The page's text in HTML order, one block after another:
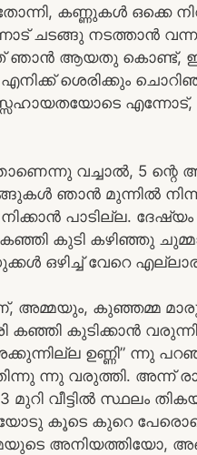
കണ്ണുകൾ ഒക്കെ
ചടങ്ങു നടത്താൻ
ഞാൻ ആയതു കൊണ്ട്,
ശെരിക്കും
വച്ചാൽ, 5 ന്റെ
ഞാൻ മുന്നിൽ നിന്ന്
നിക്കാൻ പാടില്ല.
കഞ്ഞി കുടി കഴിഞ്ഞു
ഒഴിച്ച് വേറെ
അമ്മയും, കുഞ്ഞമ്മ മാരും
കഞ്ഞി കുടിക്കാൻ
ഉണ്ണി”
ന്നു വരുത്തി. അന്ന്
വീട്ടിൽ സ്ഥലം
കൂടെ കുറെ